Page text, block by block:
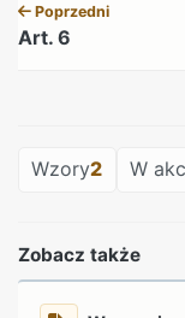
Poprzedni
Art. 6
Wzory2 W
Zobacz także